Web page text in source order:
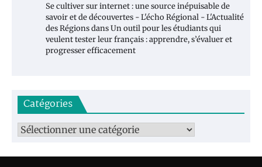
Se cultiver sur internet : une source inépuisable de
savoir et de découvertes - L'écho Régional - L'Actualité
des RégionsdansUn outil pour les étudiants qui
veulent tester leur français : apprendre, s’évaluer et
progresser efficacement
Catégories
Catégories